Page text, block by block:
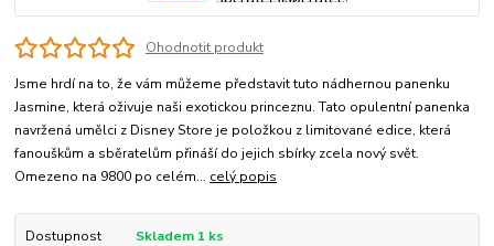
Ohodnotit produkt
Jsme hrdí na to, že vám můžeme představit tuto nádhernou panenku
Jasmine, která oživuje naši exotickou princeznu. Tato opulentní panenka
navržená umělci z Disney Store je položkou z limitované edice, která
fanouškům a sběratelům přináší do jejich sbírky zcela nový svět.
Omezeno na 9800 po celém... celý popis
Dostupnost
Skladem 1 ks